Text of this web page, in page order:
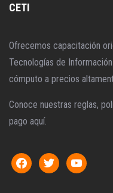
CETI
Ofrecemos capacitación
Tecnologías de
cómputo a precios
Conoce nuestras reglas,
pago aquí.